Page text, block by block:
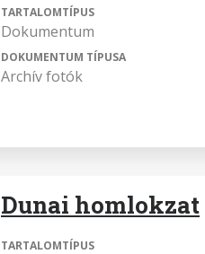
TARTALOMTÍPUS
Dokumentum
DOKUMENTUM TÍPUSA
Archív fotók
Dunai homlokzat
TARTALOMTÍPUS